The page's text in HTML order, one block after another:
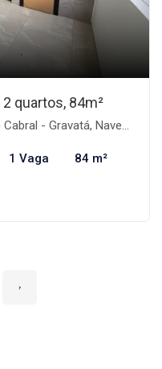
quartos, 84m²
- Gravatá, Navegantes-SC
1 Vaga 84 m²
›